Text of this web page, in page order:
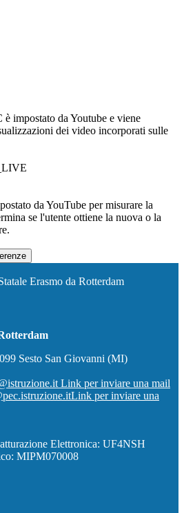
impostato da Youtube e viene
dei video incorporati sulle
da YouTube per misurare la
se l'utente ottiene la nuova o la
Erasmo da Rotterdam
Sesto San Giovanni (MI)
Link per inviare una mail
Link per inviare una
Elettronica: UF4NSH
MIPM070008